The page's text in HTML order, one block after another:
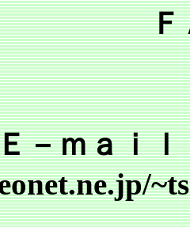
（０
ｌ